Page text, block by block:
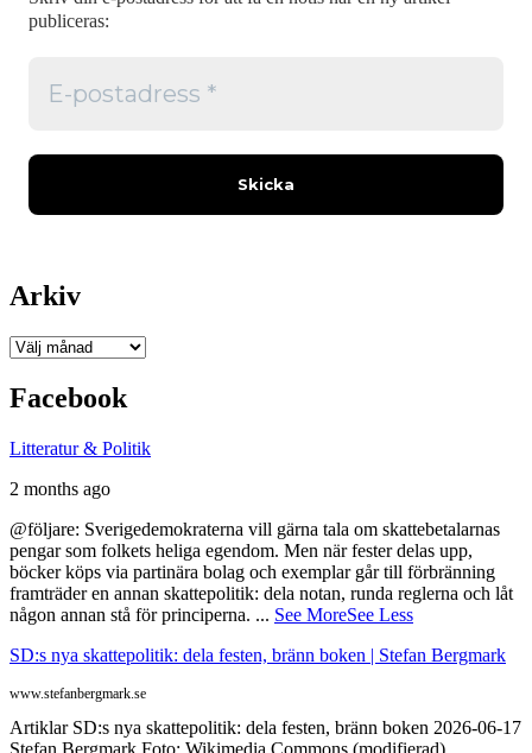
publiceras:
Arkiv
Arkiv
Facebook
Litteratur & Politik
2 months ago
@följare: Sverigedemokraterna vill gärna tala om skattebetalarnas
pengar som folkets heliga egendom. Men när fester delas upp,
böcker köps via partinära bolag och exemplar går till förbränning
framträder en annan skattepolitik: dela notan, runda reglerna och låt
någon annan stå för principerna. ... See MoreSee Less
SD:s nya skattepolitik: dela festen, bränn boken | Stefan Bergmark
www.stefanbergmark.se
Artiklar SD:s nya skattepolitik: dela festen, bränn boken 2026-06-17